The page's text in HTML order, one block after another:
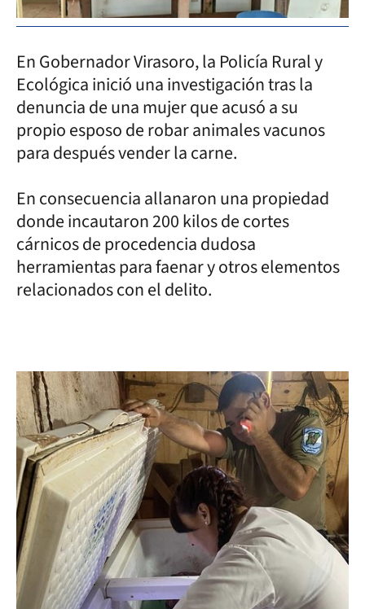
En Gobernador Virasoro, la Policía Rural y
Ecológica inició una investigación tras la
denuncia de una mujer que acusó a su
propio esposo de robar animales vacunos
para después vender la carne.
En consecuencia allanaron una propiedad
donde incautaron 200 kilos de cortes
cárnicos de procedencia dudosa
herramientas para faenar y otros elementos
relacionados con el delito.